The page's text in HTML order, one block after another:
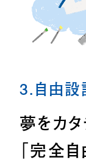
3.自由設
夢をカタ
「完全